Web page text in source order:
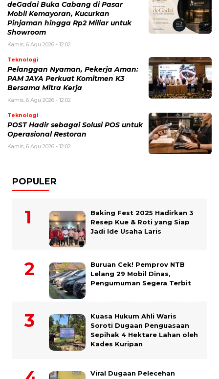
deGadai Buka Cabang di Pasar
Mobil Kemayoran, Kucurkan
Pinjaman hingga Rp2 Miliar untuk
Showroom
Kamis, 6 Agu 2026 - 12:02
Teknologi
Pelanggan Nyaman, Pekerja Aman:
PAM JAYA Perkuat Komitmen K3
Bersama Mitra Kerja
Kamis, 6 Agu 2026 - 12:02
Teknologi
POST Hadir sebagai Solusi POS untuk
Operasional Restoran
Kamis, 6 Agu 2026 - 12:02
POPULER
Baking Fest 2025 Hadirkan 3
Resep Kue & Roti yang Siap
Jadi Ide Usaha Laris
Buruan Cek! Pemprov NTB
Lelang 29 Mobil Dinas,
Pengumuman Segera Terbit
Kuasa Hukum Ahli Waris
Soroti Dugaan Penguasaan
Sepihak 4 Hektare Lahan oleh
Kades Kuripan
Viral Dugaan Pelecehan